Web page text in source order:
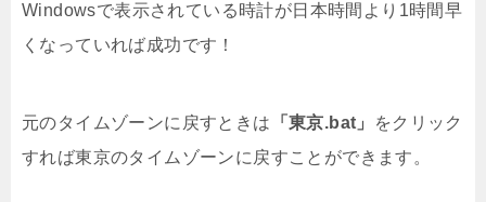
Windowsで表示されている時計が日本時間より1時間早
くなっていれば成功です！
元のタイムゾーンに戻すときは 「東京.bat」
をクリック
すれば東京のタイムゾーンに戻すことができます。